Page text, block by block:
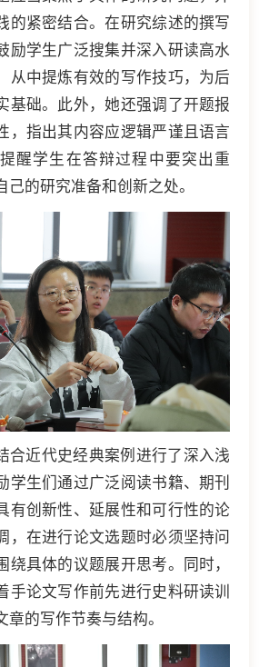
的紧密结合。在研究综述的撰写
励学生广泛搜集并深入研读高水
从中提炼有效的写作技巧，为后
基础。此外，她还强调了开题报
，指出其内容应逻辑严谨且语言
醒学生在答辩过程中要突出重
己的研究准备和创新之处。
合近代史经典案例进行了深入浅
学生们通过广泛阅读书籍、期刊
有创新性、延展性和可行性的论
，在进行论文选题时必须坚持问
绕具体的议题展开思考。同时，
手论文写作前先进行史料研读训
章的写作节奏与结构。